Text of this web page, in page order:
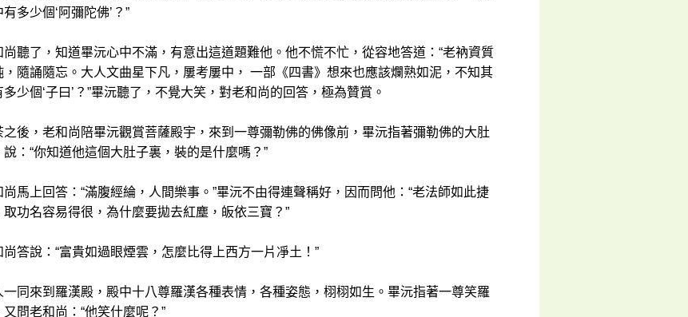
多少個‘阿彌陀佛’？”
尚聽了，知道畢沅心中不滿，有意出這道題難他。他不慌不忙，從容地答道：“老衲資質
，隨誦隨忘。大人文曲星下凡，屢考屢中， 一部《四書》想來也應該爛熟如泥，不知其
多少個‘子曰’？”畢沅聽了，不覺大笑，對老和尚的回答，極為贊賞。
之後，老和尚陪畢沅觀賞菩薩殿宇，來到一尊彌勒佛的佛像前，畢沅指著彌勒佛的大肚
說：“你知道他這個大肚子裏，裝的是什麼嗎？”
尚馬上回答：“滿腹經綸，人間樂事。”畢沅不由得連聲稱好，因而問他：“老法師如此捷
取功名容易得很，為什麼要拋去紅塵，皈依三寶？”
尚答說：“富貴如過眼煙雲，怎麼比得上西方一片凈土！”
一同來到羅漢殿，殿中十八尊羅漢各種表情，各種姿態，栩栩如生。畢沅指著一尊笑羅
又問老和尚：“他笑什麼呢？”